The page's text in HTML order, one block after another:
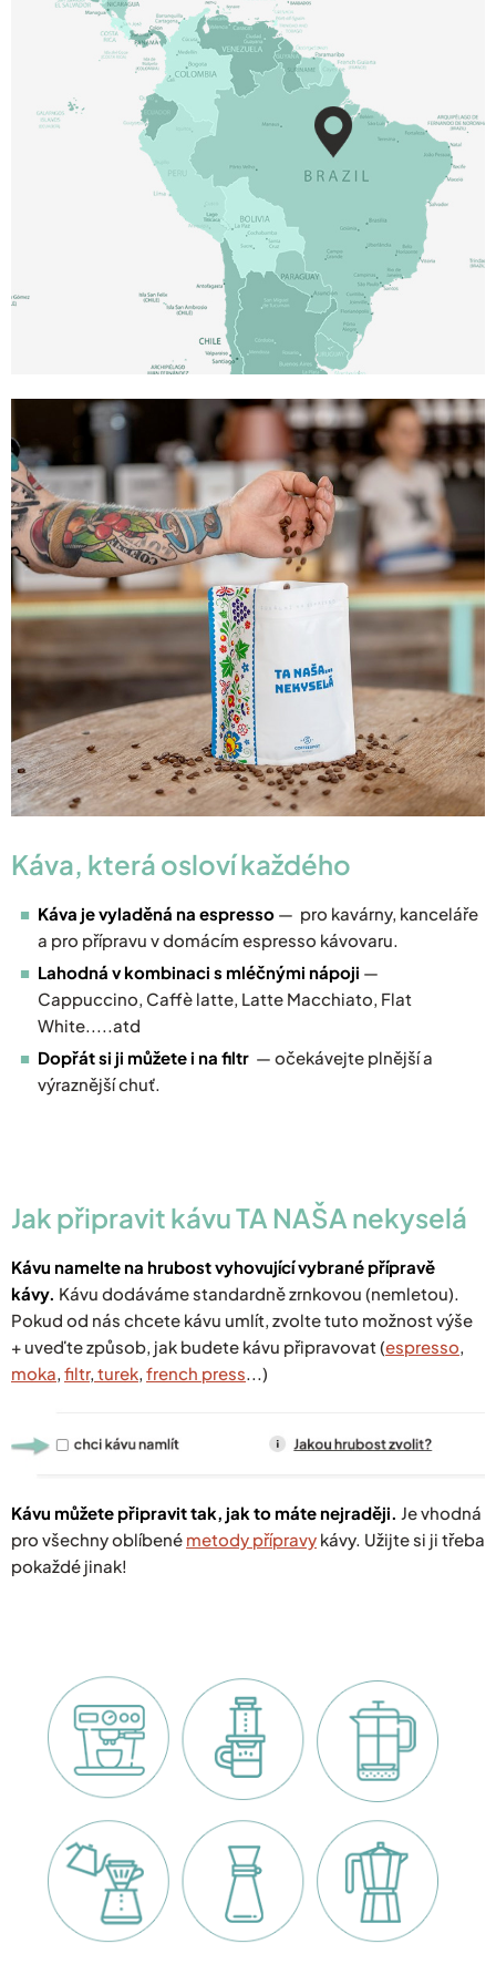
Káva, která osloví každého
Káva je vyladěná na espresso — pro kavárny, kanceláře
a pro přípravu v domácím espresso kávovaru.
Lahodná v kombinaci s mléčnými nápoji —
Cappuccino, Caffè latte, Latte Macchiato, Flat
White.....atd
Dopřát si ji můžete i na filtr — očekávejte plnější a
výraznější chuť.
Jak připravit kávu TA NAŠA nekyselá
Kávu namelte na hrubost vyhovující vybrané přípravě
kávy. Kávu dodáváme standardně zrnkovou (nemletou).
Pokud od nás chcete kávu umlít, zvolte tuto možnost výše
+ uveďte způsob, jak budete kávu připravovat (espresso,
moka, filtr, turek, french press...)
Kávu můžete připravit tak, jak to máte nejraději. Je vhodná
pro všechny oblíbené metody přípravy kávy. Užijte si ji třeba
pokaždé jinak!